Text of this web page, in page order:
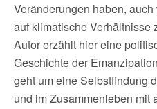
Veränderungen haben,
auf klimatische Verhältnisse
Autor erzählt hier eine
Geschichte der
geht um eine Selbstfindung
und im Zusammenleben mit